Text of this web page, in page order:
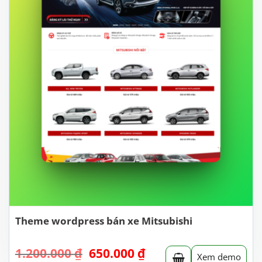
Theme wordpress bán xe Mitsubishi
1.200.000₫ Giá
650.000 ₫Giá Xem demo